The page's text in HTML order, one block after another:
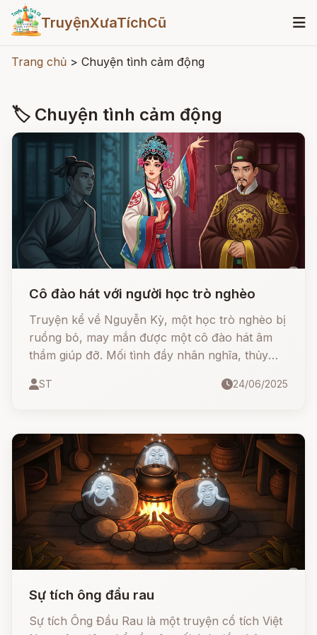
TruyệnXưaTíchCũ
Trang chủ > Chuyện tình cảm động
🏷 Chuyện tình cảm động
Cô đào hát với người học trò nghèo
Truyện kể về Nguyễn Kỳ, một học trò nghèo bị
ruồng bỏ, may mắn được một cô đào hát âm
thầm giúp đỡ. Mối tình đầy nhân nghĩa, thủy
người mang lễ giáo và người mang định kiến xã
ST 24/06/2025
Sự tích ông đầu rau
Sự tích Ông Đầu Rau là một truyện cổ tích Việt